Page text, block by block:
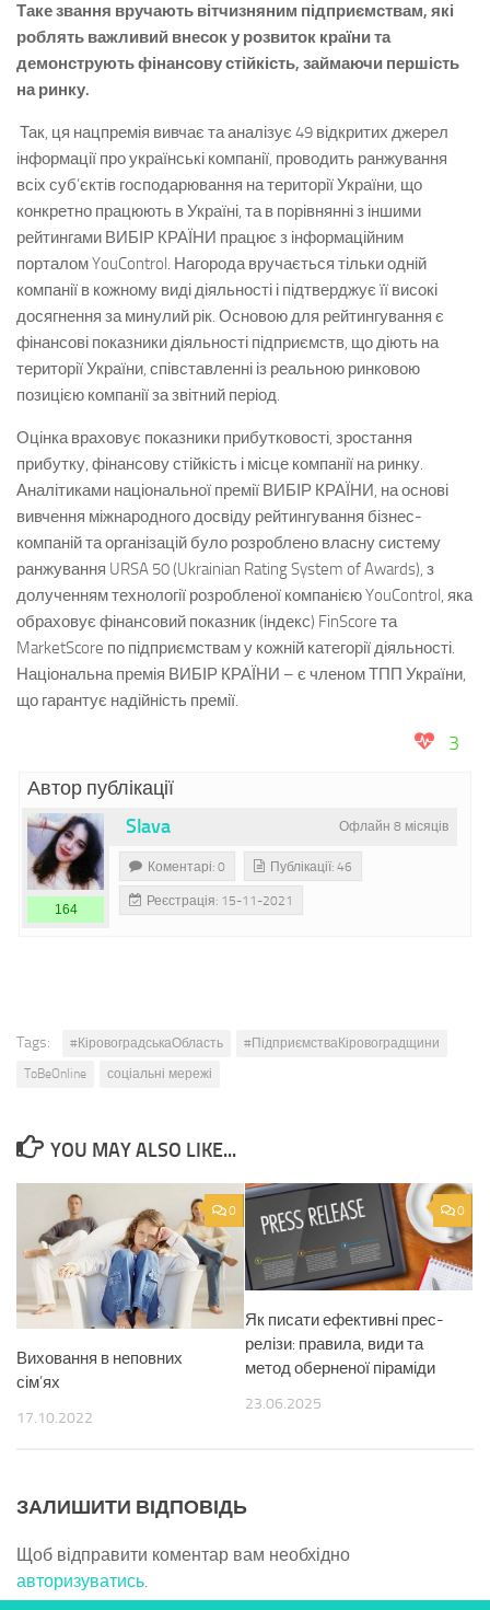
Таке звання вручають вітчизняним підприємствам, які
роблять важливий внесок у розвиток країни та
демонструють фінансову стійкість, займаючи першість
на ринку.
Так, ця нацпремія вивчає та аналізує 49 відкритих джерел
інформації про українські компанії, проводить ранжування
всіх суб’єктів господарювання на території України, що
конкретно працюють в Україні, та в порівнянні з іншими
рейтингами ВИБІР КРАЇНИ працює з інформаційним
порталом YouControl. Нагорода вручається тільки одній
компанії в кожному виді діяльності і підтверджує її високі
досягнення за минулий рік. Основою для рейтингування є
фінансові показники діяльності підприємств, що діють на
території України, співставленні із реальною ринковою
позицією компанії за звітний період.
Оцінка враховує показники прибутковості, зростання
прибутку, фінансову стійкість і місце компанії на ринку.
Аналітиками національної премії ВИБІР КРАЇНИ, на основі
вивчення міжнародного досвіду рейтингування бізнес-
компаній та організацій було розроблено власну систему
ранжування URSA 50 (Ukrainian Rating System of Awards), з
долученням технології розробленої компанією YouControl, яка
обраховує фінансовий показник (індекс) FinScore та
MarketScore по підприємствам у кожній категорії діяльності.
Національна премія ВИБІР КРАЇНИ – є членом ТПП України,
що гарантує надійність премії.
3
Автор публікації
Офлайн 8 місяців
Slava
164
Коментарі: 0 Публікації: 46
Реєстрація: 15-11-2021
Tags: #КіровоградськаОбласть
#ПідприємстваКіровоградщини
ToBeOnline
соціальні мережі
YOU MAY ALSO LIKE...
0
Виховання в неповних
сім’ях
17.10.2022
0
Як писати ефективні прес-
релізи: правила, види та
метод оберненої піраміди
23.06.2025
ЗАЛИШИТИ ВІДПОВІДЬ
Щоб відправити коментар вам необхідно
авторизуватись